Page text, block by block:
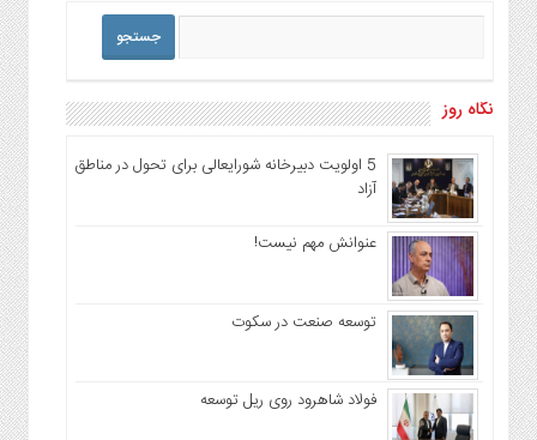
نگاه روز
5 اولویت دبیرخانه شورایعالی برای تحول در مناطق
آزاد
عنوانش مهم نیست!
توسعه صنعت در سکوت
فولاد شاهرود روی ریل توسعه